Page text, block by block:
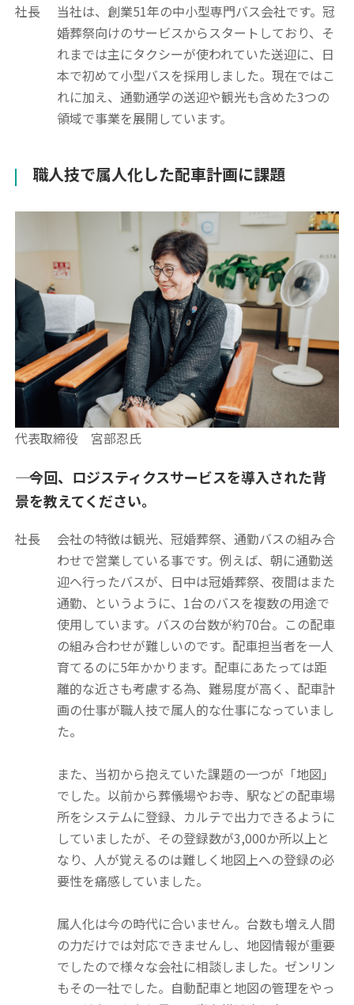
社長
当社は、創業51年の中小型専門バス会社です。冠
婚葬祭向けのサービスからスタートしており、そ
れまでは主にタクシーが使われていた送迎に、日
本で初めて小型バスを採用しました。現在ではこ
れに加え、通勤通学の送迎や観光も含めた3つの
領域で事業を展開しています。
職人技で属人化した配車計画に課題
代表取締役 宮部忍氏
―― 今回、ロジスティクスサービスを導入された背
景を教えてください。
社長
会社の特徴は観光、冠婚葬祭、通勤バスの組み合
わせで営業している事です。例えば、朝に通勤送
迎へ行ったバスが、日中は冠婚葬祭、夜間はまた
通勤、というように、1台のバスを複数の用途で
使用しています。バスの台数が約70台。この配車
の組み合わせが難しいのです。配車担当者を一人
育てるのに5年かかります。配車にあたっては距
離的な近さも考慮する為、難易度が高く、配車計
画の仕事が職人技で属人的な仕事になっていまし
た。
また、当初から抱えていた課題の一つが「地図」
でした。以前から葬儀場やお寺、駅などの配車場
所をシステムに登録、カルテで出力できるように
していましたが、その登録数が3,000か所以上と
なり、人が覚えるのは難しく地図上への登録の必
要性を痛感していました。
属人化は今の時代に合いません。台数も増え人間
の力だけでは対応できませんし、地図情報が重要
でしたので様々な会社に相談しました。ゼンリン
もその一社でした。自動配車と地図の管理をやっ